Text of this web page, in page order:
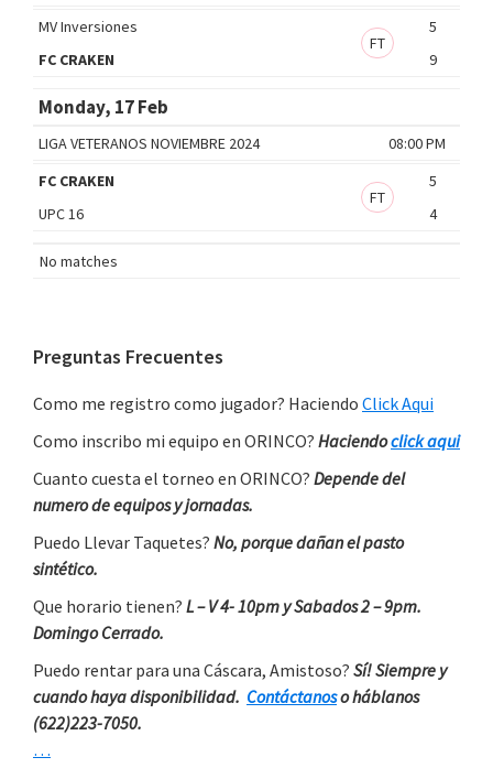
MV Inversiones
5
FT
FC CRAKEN
9
Monday, 17 Feb
08:00 PM
LIGA VETERANOS NOVIEMBRE 2024
FC CRAKEN
5
FT
UPC 16
4
No matches
Primary
Sidebar
Preguntas Frecuentes
Como me registro como jugador? Haciendo Click Aqui
Como inscribo mi equipo en ORINCO? Haciendoclick aqui
Cuanto cuesta el torneo en ORINCO? Depende del
numero de equipos y jornadas.
Puedo Llevar Taquetes? No, porque dañan el pasto
sintético.
Que horario tienen? L – V 4- 10pm y Sabados 2 – 9pm.
Domingo Cerrado.
Puedo rentar para una Cáscara, Amistoso? Sí! Siempre y
cuando haya disponibilidad. Contáctanoso háblanos
(622)223-7050.
…